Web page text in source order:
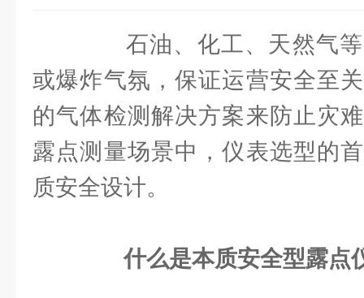
石油、化工、天然气等
或爆炸气氛，保证运营安全至
的气体检测解决方案来防止灾
露点测量场景中，仪表选型的
质安全设计。
什么是本质安全型露点